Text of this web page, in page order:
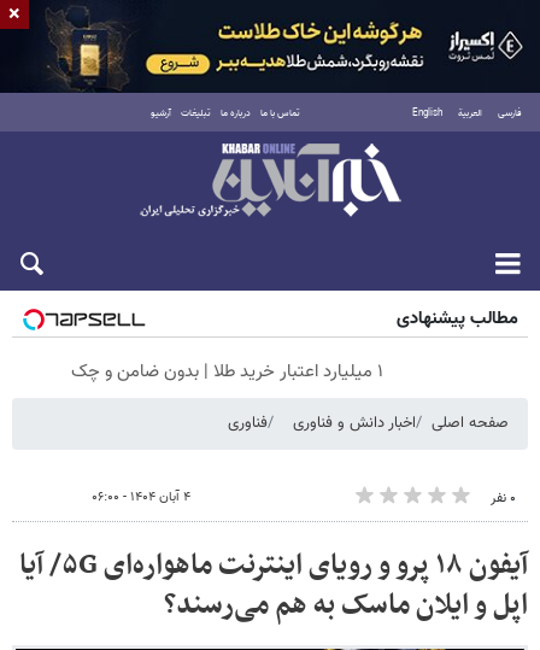
فارسی العربية English تماس با ما درباره ما تبلیغات آرشیو
شنبه ۱۷ مرداد ۱۴۰۵
مطالب پیشنهادی
۱ میلیارد اعتبار خرید طلا | بدون ضامن و چک
صفحه اصلی اخبار دانش و فناوری فناوری
۰ نفر ۴ آبان ۱۴۰۴ - ۰۶:۰۰
آیفون ۱۸ پرو و رویای اینترنت ماهواره‌ای ۵G/ آیا
اپل و ایلان ماسک به هم می‌رسند؟
×